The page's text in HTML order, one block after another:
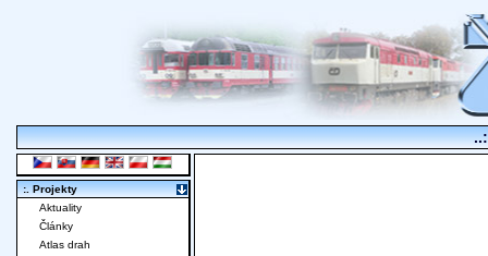
:. Projekty
Aktuality
Články
Atlas drah